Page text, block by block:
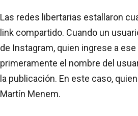
Las redes libertarias estallaron
link compartido. Cuando un
de Instagram, quien ingrese a
primeramente el nombre del
la publicación. En este caso,
Martín Menem.